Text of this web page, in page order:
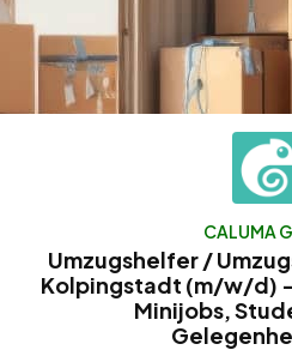
CALUMA
Umzugshelfer /
Kolpingstadt (m/w/d)
Minijobs,